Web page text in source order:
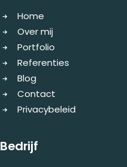
Home
Over mij
Portfolio
Referenties
Blog
Contact
Privacybeleid
Bedrijf